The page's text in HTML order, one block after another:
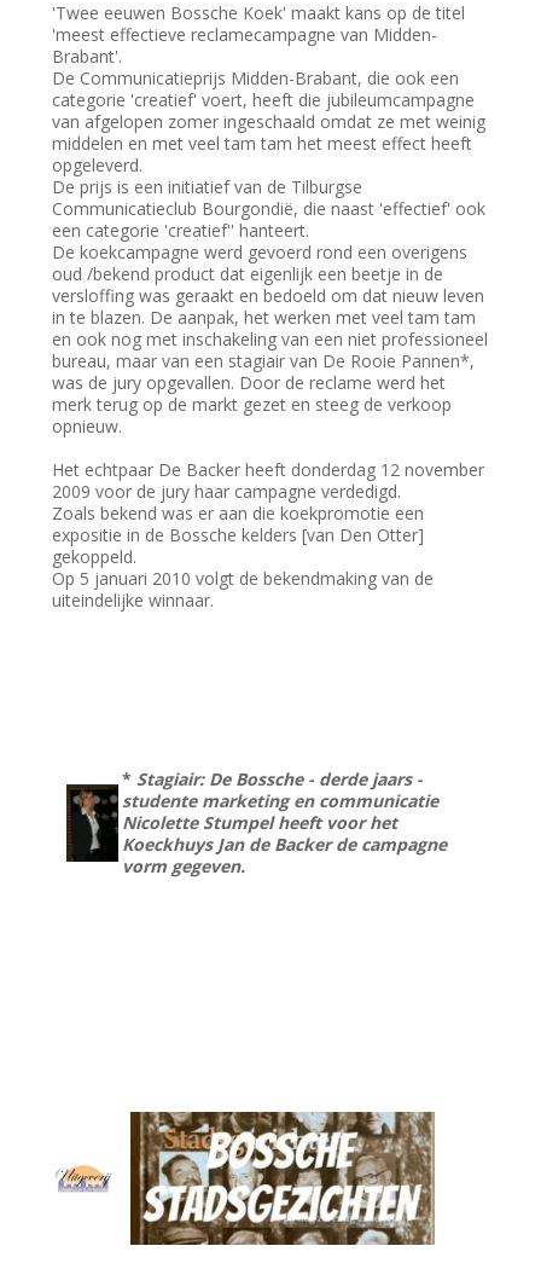
'Twee eeuwen Bossche Koek' maakt kans op de titel
'meest effectieve reclamecampagne van Midden-
Brabant'.
De Communicatieprijs Midden-Brabant, die ook een
categorie 'creatief' voert, heeft die jubileumcampagne
van afgelopen zomer ingeschaald omdat ze met weinig
middelen en met veel tam tam het meest effect heeft
opgeleverd.
De prijs is een initiatief van de Tilburgse
Communicatieclub Bourgondië, die naast 'effectief' ook
een categorie 'creatief'' hanteert.
De koekcampagne werd gevoerd rond een overigens
oud /bekend product dat eigenlijk een beetje in de
versloffing was geraakt en bedoeld om dat nieuw leven
in te blazen. De aanpak, het werken met veel tam tam
en ook nog met inschakeling van een niet professioneel
bureau, maar van een stagiair van De Rooie Pannen*,
was de jury opgevallen. Door de reclame werd het
merk terug op de markt gezet en steeg de verkoop
opnieuw.
Het echtpaar De Backer heeft donderdag 12 november
2009 voor de jury haar campagne verdedigd.
Zoals bekend was er aan die koekpromotie een
expositie in de Bossche kelders [van Den Otter]
gekoppeld.
Op 5 januari 2010 volgt de bekendmaking van de
uiteindelijke winnaar.
* Stagiair: De Bossche - derde jaars -
studente marketing en communicatie
Nicolette Stumpel heeft voor het
Koeckhuys Jan de Backer de campagne
vorm gegeven.